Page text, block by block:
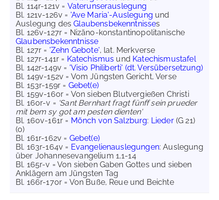
Bl. 114r-121v = Vaterunserauslegung
Bl. 121v-126v = 'Ave Maria'-Auslegung und
Auslegung desGlaubensbekenntnisses
Bl. 126v-127r = Nizäno-konstantinopolitanische
Glaubensbekenntnisse
Bl. 127r = 'Zehn Gebote', lat. Merkverse
Bl. 127r-141r = Katechismus und Katechismustafel
Bl. 142r-149v = 'Visio Philiberti' (dt. Versübersetzung)
Bl. 149v-152v = Vom Jüngsten Gericht, Verse
Bl. 153r-159r = Gebet(e)
Bl. 159v-160r = Von sieben Blutvergießen Christi
Bl. 160r-v = 'Sant Bernhart fragt fünff sein prueder
mit bem sy got am pesten dienten'
Bl. 160v-161r = Mönch von Salzburg: Lieder(G 21)
(o)
Bl. 161r-162v = Gebet(e)
Bl. 163r-164v = Evangelienauslegungen: Auslegung
über Johannesevangelium 1,1-14
Bl. 165r-v = Von sieben Gaben Gottes und sieben
Anklägern am Jüngsten Tag
Bl. 166r-170r = Von Buße, Reue und Beichte